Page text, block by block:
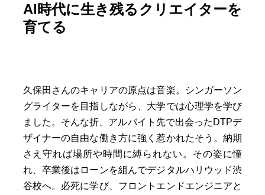
AI時代に生き残るクリエイターを
育てる
久保田さんのキャリアの原点は音楽。シンガーソン
グライターを目指しながら、大学では心理学を学び
ました。そんな折、アルバイト先で出会ったDTPデ
ザイナーの自由な働き方に強く惹かれたそう。納期
さえ守れば場所や時間に縛られない。その姿に憧
れ、卒業後はローンを組んでデジタルハリウッド渋
谷校へ。必死に学び、フロントエンドエンジニアと